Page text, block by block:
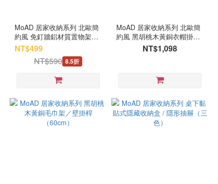
MoAD 居家收納系列 北歐簡
約風 免釘牆鋁材質置物架
(40cm / 黑/白 可選）
NT$499
NT$590 8.5折
MoAD 居家收納系列 北歐簡
約風 黑胡桃木黃銅衣帽掛鉤/
牆壁掛勾架 (43.5cm)
NT$1,098